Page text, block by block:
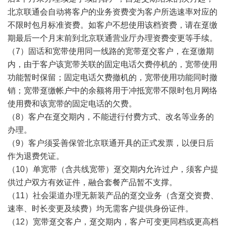
北京联通会自动将客户的业务资费变为客户所选速率对应的
不限时包月标准资费。如客户不想使用该档资费，请在趸缴
期最后一个月末前到北京联通营业厅办理资费变更等手续。
（7）固话和宽带使用同一线路的宽带趸交客户，在趸缴期
内，由于客户该宽带关联的固定电话欠费停机的，宽带使用
功能暂时保留；固定电话欠费撤机的，宽带使用功能同时撤
销；宽带趸缴帐户中的余额将用于冲抵宽带不限时包月网络
使用费和该宽带的固定电话的欠费。
（8）客户在趸交期内，不能进行付费方式、改名等业务的
办理。
（9）客户须妥善保管北京联通开具的正式发票，以便日后
作为退费凭证。
（10）单宽带（含共线宽带）趸交期内允许过户，须客户提
供过户双方有效证件，融合套餐产品暂不支撑。
（11）社会渠道办理无新装产品的趸交业务（含趸交资费、
速率、时长变更及续费）均无需客户提供身份证件。
（12）宽带趸交客户，趸交期内，客户可变更同档或更高档